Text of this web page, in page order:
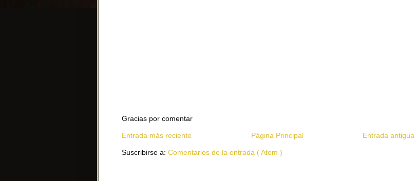
Gracias por comentar
Entrada más reciente Entrada antigua
Página Principal
Suscribirse a: Comentarios de la entrada ( Atom )